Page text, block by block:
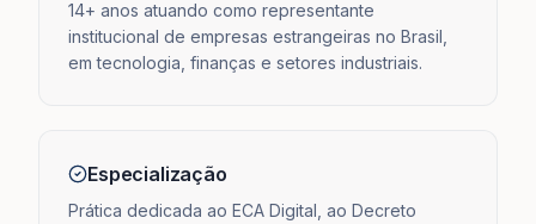
14+ anos atuando como representante
institucional de empresas estrangeiras no Brasil,
em tecnologia, finanças e setores industriais.
Especialização
Prática dedicada ao ECA Digital, ao Decreto